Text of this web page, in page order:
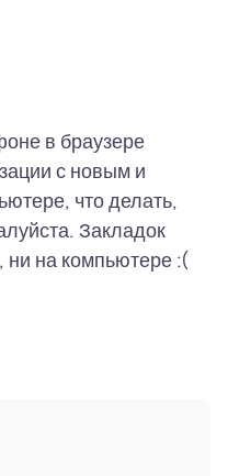
в браузере
с новым и
что делать,
Закладок